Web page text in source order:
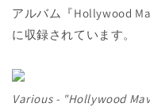
アルバム『Hollywood
に収録されています。
Various - "Hollywood